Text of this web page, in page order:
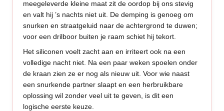
meegeleverde kleine maat zit de oordop bij ons stevig
en valt hij ’s nachts niet uit. De demping is genoeg om
snurken en straatgeluid naar de achtergrond te duwen;
voor een drilboor buiten je raam schiet hij tekort.
Het siliconen voelt zacht aan en irriteert ook na een
volledige nacht niet. Na een paar weken spoelen onder
de kraan zien ze er nog als nieuw uit. Voor wie naast
een snurkende partner slaapt en een herbruikbare
oplossing wil zonder veel uit te geven, is dit een
logische eerste keuze.